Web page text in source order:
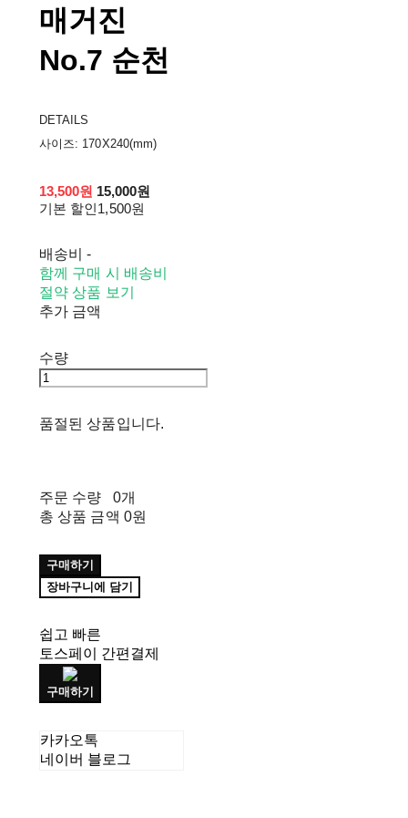
매거진
No.7 순천
DETAILS
사이즈: 170X240(mm)
13,500원 15,000원
기본 할인1,500원
배송비-
함께 구매 시 배송비
절약 상품 보기
추가 금액
수량
품절된 상품입니다.
주문 수량
0개
총 상품 금액 0원
구매하기
장바구니에 담기
쉽고 빠른
토스페이 간편결제
구매하기
카카오톡
네이버 블로그